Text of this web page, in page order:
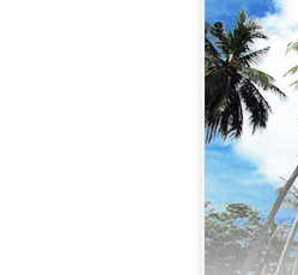
ที่เที่ยวภาคใต้